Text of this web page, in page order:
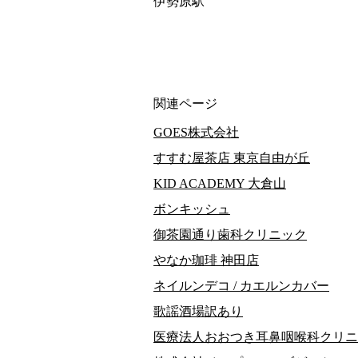
関連ページ
GOES株式会社
すすむ屋茶店 東京自由が丘
KID ACADEMY 大倉山
ボンキッシュ
御茶園通り歯科クリニック
やなか珈琲 神田店
ネイルンデコ / カエルンカバー
歌謡酒場訳あり
医療法人おおつき耳鼻咽喉科クリ